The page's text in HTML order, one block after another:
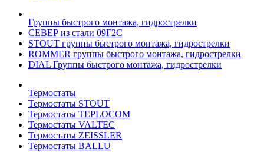
Группы быстрого монтажа, гидрострелки
СЕВЕР из стали 09Г2С
STOUT группы быстрого монтажа, гидрострелки
ROMMER группы быстрого монтажа, гидрострелки
DIAL Группы быстрого монтажа, гидрострелки
Термостаты
Термостаты STOUT
Термостаты TEPLOCOM
Термостаты VALTEC
Термостаты ZEISSLER
Термостаты BALLU